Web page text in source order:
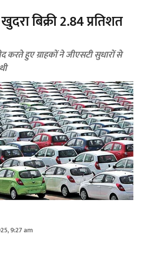
बिक्री 2.84 प्रतिशत
करते हुए ग्राहकों ने जीएसटी सुधारों से
9:27 am